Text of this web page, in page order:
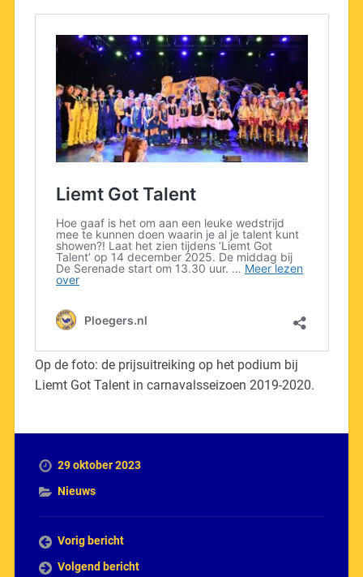
Op de foto: de prijsuitreiking op het podium bij
Liemt Got Talent in carnavalsseizoen 2019-2020.
29 oktober 2023
Nieuws
Vorig bericht
Volgend bericht